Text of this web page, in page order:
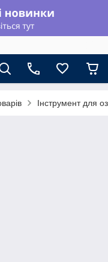
Інструмент для